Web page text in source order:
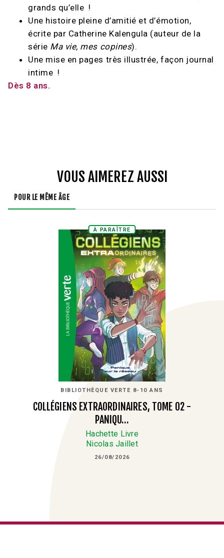
grands qu’elle !
Une histoire pleine d’amitié et d’émotion,
écrite par Catherine Kalengula (auteur de la
série Ma vie, mes copines).
Une mise en pages très illustrée, façon journal
intime !
Dès 8 ans.
VOUS AIMEREZ AUSSI
POUR LE MÊME ÂGE
À PARAÎTRE
BIBLIOTHÈQUE VERTE 8-10 ANS
COLLÉGIENS EXTRAORDINAIRES, TOME 02 -
PANIQU…
Hachette Livre
Nicolas Jaillet
26/08/2026